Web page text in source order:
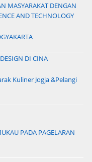
MASYARAKAT DENGAN
AND TECHNOLOGY
DI CINA
Kuliner Jogja &Pelangi
PADA PAGELARAN